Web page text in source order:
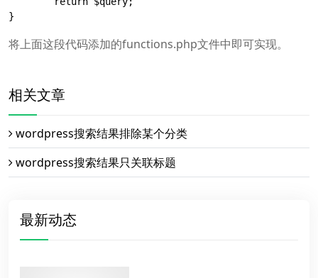
}
将上面这段代码添加的functions.php文件中即可实现。
相关文章
wordpress搜索结果排除某个分类
wordpress搜索结果只关联标题
最新动态